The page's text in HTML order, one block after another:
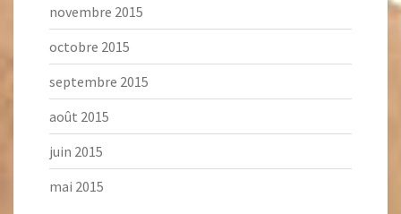
novembre 2015
octobre 2015
septembre 2015
août 2015
juin 2015
mai 2015